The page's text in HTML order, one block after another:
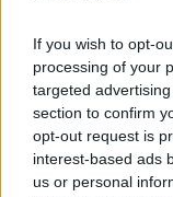
If you wish to opt-
processing of your
targeted
section to confirm
opt-out request is
interest-based ads
us or personal